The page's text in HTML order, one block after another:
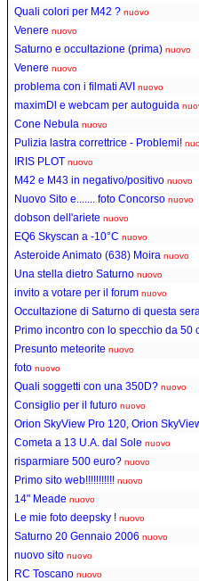
Quali colori per M42 ? nuovo
Venere nuovo
Saturno e occultazione (prima) nuovo
Venere nuovo
problema con i filmati AVI nuovo
maximDl e webcam per autoguida
Cone Nebula nuovo
Pulizia lastra correttrice - Problemi!
IRIS PLOT nuovo
M42 e M43 in negativo/positivo nuovo
Nuovo Sito e....... foto Concorso nuovo
dobson dell'ariete nuovo
EQ6 Skyscan a -10°C nuovo
Asteroide Animato (638) Moira nuovo
Una stella dietro Saturno nuovo
invito a votare per il forum nuovo
Occultazione di Saturno di questa sera
Primo incontro con lo specchio da 50
Presunto meteorite nuovo
foto nuovo
Quali soggetti con una 350D? nuovo
Consiglio per il futuro nuovo
Orion SkyView Pro 120, Orion
Cometa a 13 U.A. dal Sole nuovo
risparmiare 500 euro? nuovo
Primo sito web!!!!!!!!!!! nuovo
14" Meade nuovo
Le mie foto deepsky ! nuovo
Saturno 20 Gennaio 2006 nuovo
nuovo sito nuovo
RC Toscano nuovo